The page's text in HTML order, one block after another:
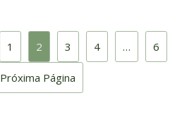
1 2 3 4 … 6
Próxima Página